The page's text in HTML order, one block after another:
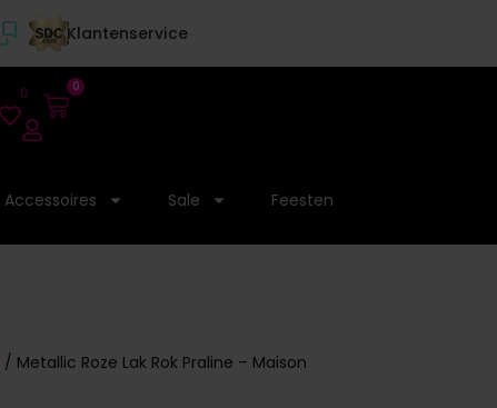
Klantenservice
0 0
Accessoires Sale Feesten
/ Metallic Roze Lak Rok Praline – Maison